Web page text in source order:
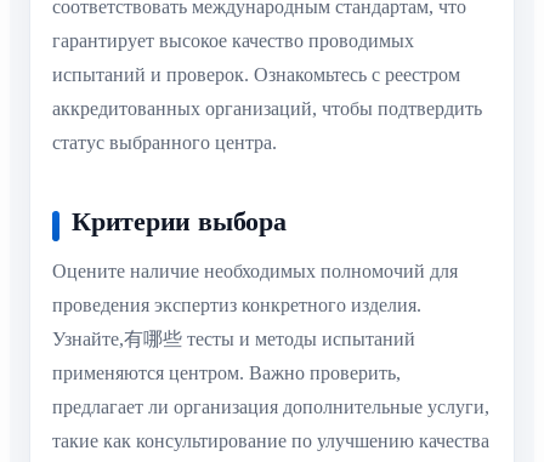
соответствовать международным стандартам, что
гарантирует высокое качество проводимых
испытаний и проверок. Ознакомьтесь с реестром
аккредитованных организаций, чтобы подтвердить
статус выбранного центра.
Критерии выбора
Оцените наличие необходимых полномочий для
проведения экспертиз конкретного изделия.
Узнайте,有哪些 тесты и методы испытаний
применяются центром. Важно проверить,
предлагает ли организация дополнительные услуги,
такие как консультирование по улучшению качества